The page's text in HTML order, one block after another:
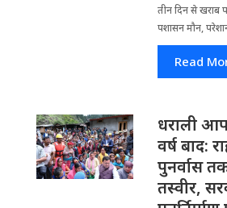
तीन दिन से खराब
पशासन मौन,
Read
धराली
वर्ष बाद:
पुनर्वास
तस्वीर,